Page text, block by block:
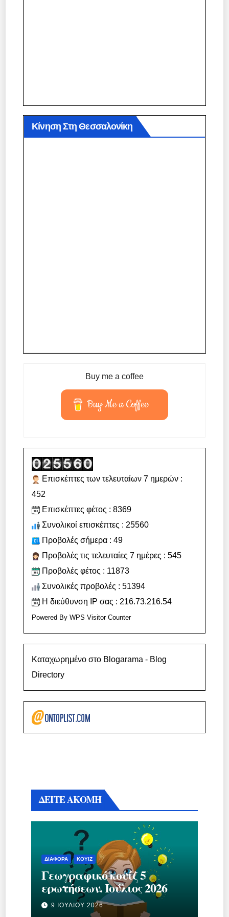
Κίνηση Στη Θεσσαλονίκη
Buy me a coffee
Buy Me a Coffee
Επισκέπτες των τελευταίων 7 ημερών :
452
Επισκέπτες φέτος : 8369
Συνολικοί επισκέπτες : 25560
Προβολές σήμερα : 49
Προβολές τις τελευταίες 7 ημέρες : 545
Προβολές φέτος : 11873
Συνολικές προβολές : 51394
Η διεύθυνση IP σας : 216.73.216.54
Powered ByWPS Visitor Counter
Καταχωρημένο στο Blogarama - Blog
Directory
ΔΕΙΤΕ ΑΚΟΜΗ
ΔΙΆΦΟΡΑ ΚΟΥΊΖ
Γεωγραφικό κουίζ 5
ερωτήσεων. Ιούλιος 2026
9 ΙΟΥΛΊΟΥ 2026